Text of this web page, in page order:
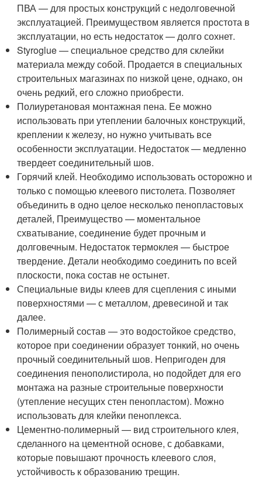
ПВА — для простых конструкций с недолговечной
эксплуатацией. Преимуществом является простота в
эксплуатации, но есть недостаток — долго сохнет.
Styroglue — специальное средство для склейки
материала между собой. Продается в специальных
строительных магазинах по низкой цене, однако, он
очень редкий, его сложно приобрести.
Полиуретановая монтажная пена. Ее можно
использовать при утеплении балочных конструкций,
креплении к железу, но нужно учитывать все
особенности эксплуатации. Недостаток — медленно
твердеет соединительный шов.
Горячий клей. Необходимо использовать осторожно и
только с помощью клеевого пистолета. Позволяет
объединить в одно целое несколько пенопластовых
деталей, Преимущество — моментальное
схватывание, соединение будет прочным и
долговечным. Недостаток термоклея — быстрое
твердение. Детали необходимо соединить по всей
плоскости, пока состав не остынет.
Специальные виды клеев для сцепления с иными
поверхностями — с металлом, древесиной и так
далее.
Полимерный состав — это водостойкое средство,
которое при соединении образует тонкий, но очень
прочный соединительный шов. Непригоден для
соединения пенополистирола, но подойдет для его
монтажа на разные строительные поверхности
(утепление несущих стен пенопластом). Можно
использовать для клейки пеноплекса.
Цементно-полимерный — вид строительного клея,
сделанного на цементной основе, с добавками,
которые повышают прочность клеевого слоя,
устойчивость к образованию трещин.